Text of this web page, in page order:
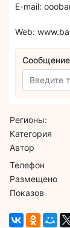
E-mail:
Web:
Регионы:
Категория
Автор
Телефон
Размещено
Показов